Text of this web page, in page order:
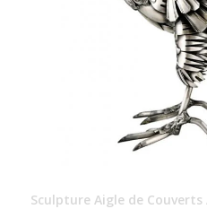
Sculpture Aigle de Couverts